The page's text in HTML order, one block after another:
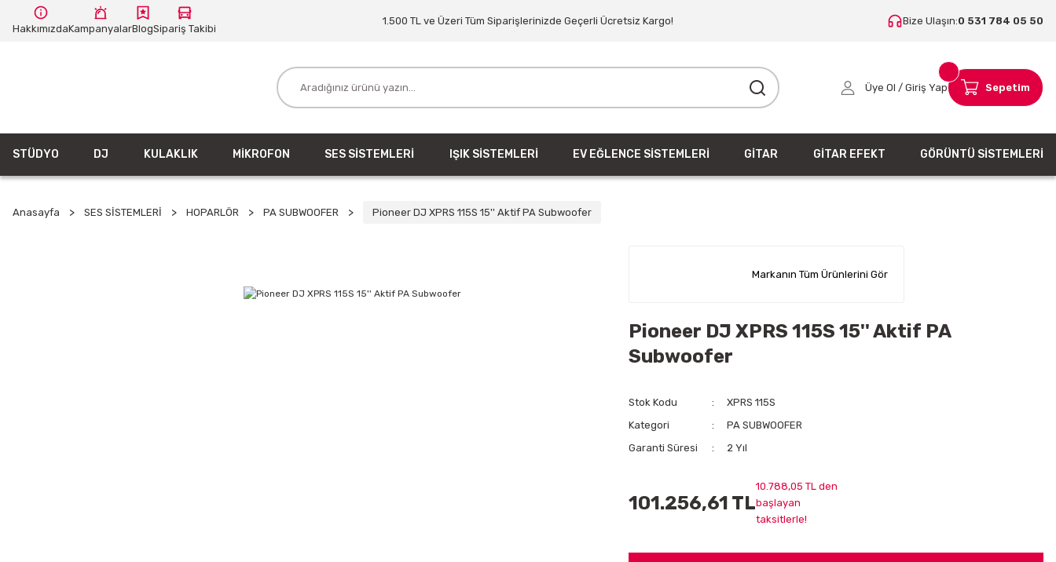
HakkımızdaKampanyalarBlogSipariş Takibi
1.500 TL ve Üzeri Tüm Siparişlerinizde Geçerli Ücretsiz Kargo! Bize Ulaşın:0 531 784 05 50
Üye Ol / Giriş Yap Sepetim
STÜDYO DJ KULAKLIK MİKROFON SES SİSTEMLERİ IŞIK SİSTEMLERİ EV EĞLENCE SİSTEMLERİ GİTAR GİTAR EFEKT GÖRÜNTÜ SİSTEMLERİ
Anasayfa SES SİSTEMLERİ HOPARLÖR PA SUBWOOFER Pioneer DJ XPRS 115S 15'' Aktif PA Subwoofer
Markanın Tüm Ürünlerini Gör
Pioneer DJ XPRS 115S 15'' Aktif PA
Subwoofer
Stok Kodu
XPRS 115S
Kategori
PA SUBWOOFER
Garanti Süresi
2 Yıl
101.256,61 TL
10.788,05 TL den
başlayan
taksitlerle!